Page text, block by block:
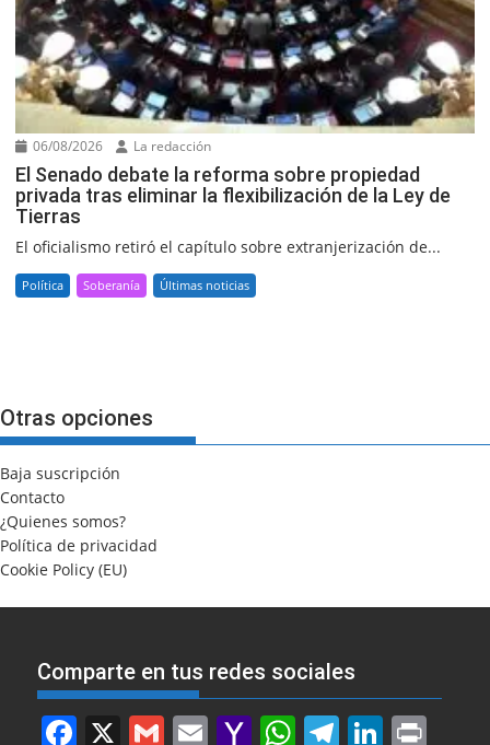
06/08/2026 La redacción
El Senado debate la reforma sobre propiedad
privada tras eliminar la flexibilización de la Ley de
Tierras
El oficialismo retiró el capítulo sobre extranjerización de...
Política Soberanía Últimas noticias
Otras opciones
Baja suscripción
Contacto
¿Quienes somos?
Política de privacidad
Cookie Policy (EU)
Comparte en tus redes sociales
F X G E Y W T Li